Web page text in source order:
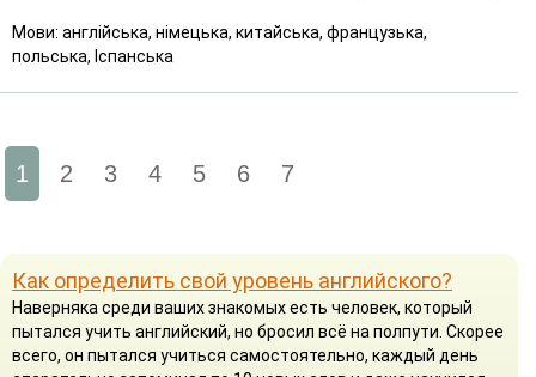
Мови: англійська, німецька, китайська, французька,
польська, Іспанська
1 2 3 4 5 6 7
Как определить свой уровень английского?
Наверняка среди ваших знакомых есть человек, который
пытался учить английский, но бросил всё на полпути. Скорее
всего, он пытался учиться самостоятельно, каждый день